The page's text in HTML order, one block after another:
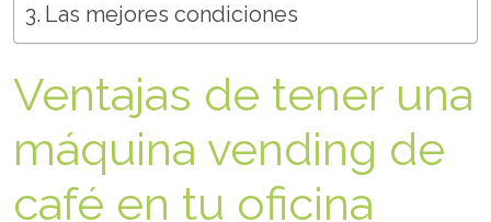
Las mejores condiciones
Ventajas de tener una
máquina vending de
café en tu oficina